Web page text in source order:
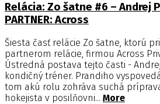
Relácia: Zo šatne #6 – Andrej
PARTNER: Across
Šiesta časť relácie Zo šatne, ktorú
partnerom relácie, firmou Across
Ústredná postava tejto časti -
kondičný tréner. Prandiho
tom akú rolu zohráva suchá
hokejista v posilňovni... More